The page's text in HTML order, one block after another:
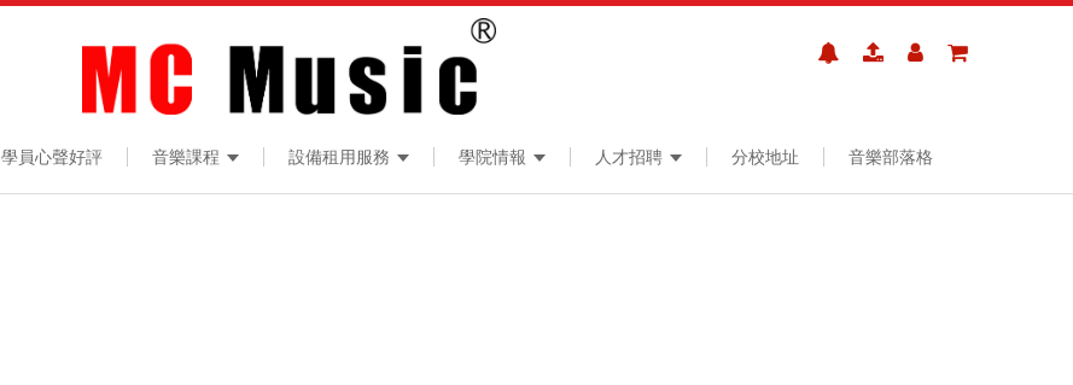
學員心聲好評 音樂課程 設備租用服務 學院情報 人才招聘 分校地址 音樂部落格